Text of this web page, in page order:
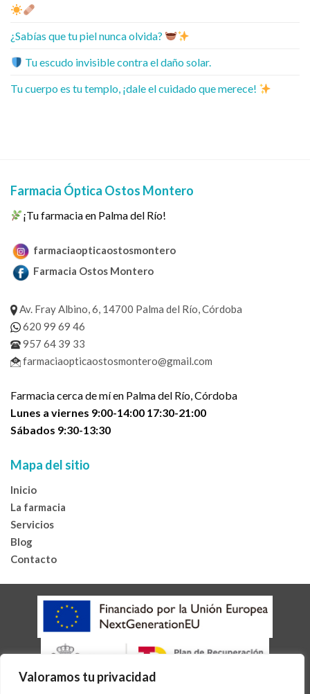
Valoramos tu privacidad
¿Sabías que tu piel nunca olvida?
Tu escudo invisible contra el daño solar.
Tu cuerpo es tu templo, ¡dale el cuidado que merece!
Farmacia Óptica Ostos Montero
¡Tu farmacia en Palma del Río!
farmaciaopticaostosmontero
Farmacia Ostos Montero
Av. Fray Albino, 6, 14700 Palma del Río, Córdoba
620 99 69 46
957 64 39 33
farmaciaopticaostosmontero@gmail.com
Farmacia cerca de mí en Palma del Río, Córdoba
Lunes a viernes 9:00-14:00 17:30-21:00
Sábados 9:30-13:30
Mapa del sitio
Inicio
La farmacia
Servicios
Blog
Contacto